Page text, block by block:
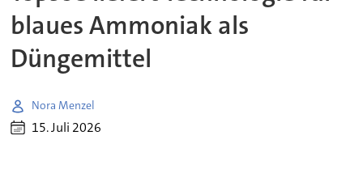
blaues Ammoniak als
Düngemittel
Nora Menzel
15. Juli 2026